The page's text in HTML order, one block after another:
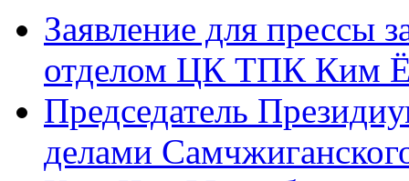
Заявление для прессы
отделом ЦК ТПК Ким
Председатель
делами